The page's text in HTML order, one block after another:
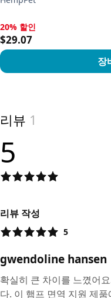
20% 할인, $29.07
20% 할인
$29.07
장
리뷰 1
5
리뷰 작성
5
gwendoline hansen
확실히 큰 차이를 느꼈어
다. 이 햄프 면역 지원 제